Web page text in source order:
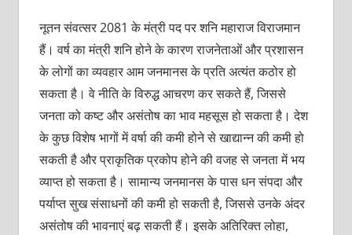
नूतन संवत्सर 2081 के मंत्री पद पर शनि महाराज विराजमान
हैं। वर्ष का मंत्री शनि होने के कारण राजनेताओं और प्रशासन
के लोगों का व्यवहार आम जनमानस के प्रति अत्यंत कठोर हो
सकता है। वे नीति के विरुद्ध आचरण कर सकते हैं, जिससे
जनता को कष्ट और असंतोष का भाव महसूस हो सकता है। देश
के कुछ विशेष भागों में वर्षा की कमी होने से खाद्यान्न की कमी हो
सकती है और प्राकृतिक प्रकोप होने की वजह से जनता में भय
व्याप्त हो सकता है। सामान्य जनमानस के पास धन संपदा और
पर्याप्त सुख संसाधनों की कमी हो सकती है, जिससे उनके अंदर
असंतोष की भावनाएं बढ़ सकती हैं। इसके अतिरिक्त लोहा,